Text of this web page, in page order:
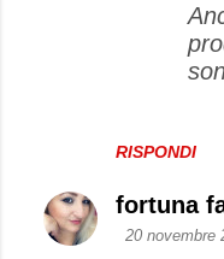
RISPONDI
fortuna
20 novembre